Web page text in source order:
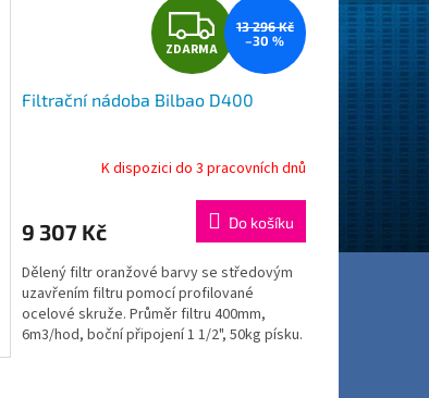
Z
D
A
R
M
A
ZDARMA
13 296 Kč
–30 %
Filtrační nádoba Bilbao D400
K dispozici do 3 pracovních dnů
9 307 Kč Do košíku
Dělený filtr oranžové barvy se středovým
uzavřením filtru pomocí profilované
ocelové skruže. Průměr filtru 400mm,
6m3/hod, boční připojení 1 1/2", 50kg písku.